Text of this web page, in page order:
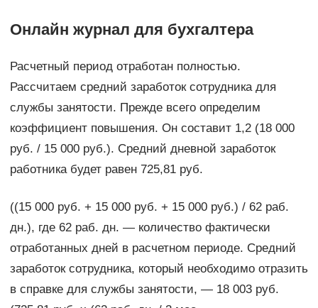
Онлайн журнал для бухгалтера
Расчетный период отработан полностью.
Рассчитаем средний заработок сотрудника для
службы занятости. Прежде всего определим
коэффициент повышения. Он составит 1,2 (18 000
руб. / 15 000 руб.). Средний дневной заработок
работника будет равен 725,81 руб.
((15 000 руб. + 15 000 руб. + 15 000 руб.) / 62 раб.
дн.), где 62 раб. дн. — количество фактически
отработанных дней в расчетном периоде. Средний
заработок сотрудника, который необходимо отразить
в справке для службы занятости, — 18 003 руб.